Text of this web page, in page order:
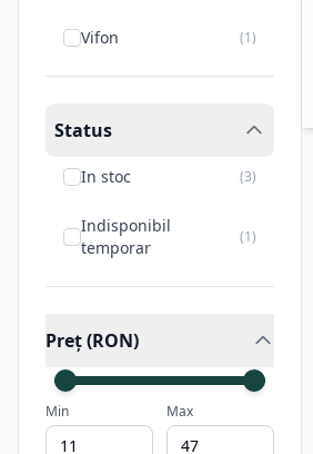
Vifon (1)
Status
In stoc (3)
Indisponibil
temporar
(1)
Preț (RON)
Min Max